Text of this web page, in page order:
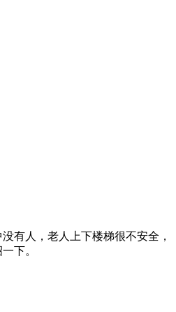
有人，老人上下楼梯很不安全，
下。